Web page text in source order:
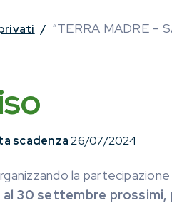
/ “TERRA MADRE –
scadenza26/07/2024
la
al 30 settembre prossimi,